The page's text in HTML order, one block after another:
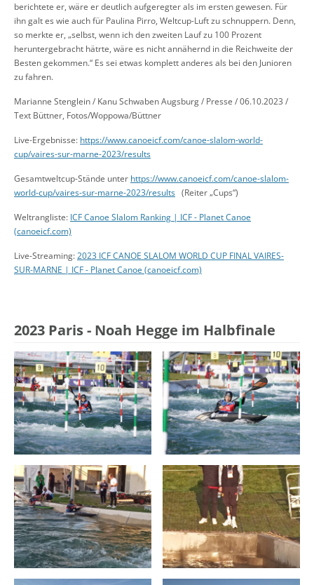
berichtete er, wäre er deutlich aufgeregter als im ersten gewesen. Für
ihn galt es wie auch für Paulina Pirro, Weltcup-Luft zu schnuppern. Denn,
so merkte er, „selbst, wenn ich den zweiten Lauf zu 100 Prozent
heruntergebracht hätrte, wäre es nicht annähernd in die Reichweite der
Besten gekommen.“ Es sei etwas komplett anderes als bei den Junioren
zu fahren.
Marianne Stenglein / Kanu Schwaben Augsburg / Presse / 06.10.2023 /
Text Büttner, Fotos/Woppowa/Büttner
Live-Ergebnisse: https://www.canoeicf.com/canoe-slalom-world-
cup/vaires-sur-marne-2023/results
Gesamtweltcup-Stände unter https://www.canoeicf.com/canoe-slalom-
world-cup/vaires-sur-marne-2023/results (Reiter „Cups“)
Weltrangliste: ICF Canoe Slalom Ranking | ICF - Planet Canoe
(canoeicf.com)
Live-Streaming:2023 ICF CANOE SLALOM WORLD CUP FINAL VAIRES-
SUR-MARNE | ICF - Planet Canoe (canoeicf.com)
2023 Paris - Noah Hegge im Halbfinale